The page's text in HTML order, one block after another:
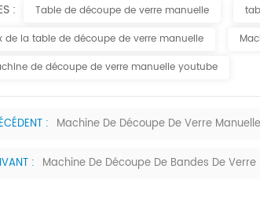
: Table de découpe de verre manuelle
de la table de découpe de verre manuelle
de découpe de verre manuelle youtube
: Machine De Découpe De Verre
: Machine De Découpe De Bandes De Verre